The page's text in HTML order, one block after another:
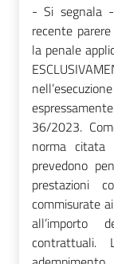
- Si segnala -
recente
la penale
36/2023.
norma
prevedono
prestazioni
commisurate
all’importo